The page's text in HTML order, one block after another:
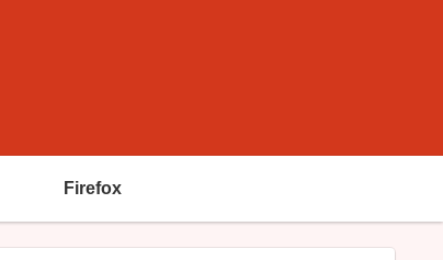
Firefox